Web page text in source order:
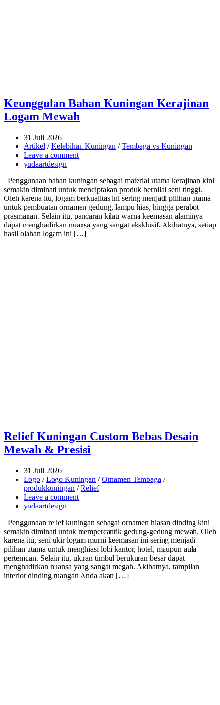
Keunggulan Bahan Kuningan Kerajinan
Logam Mewah
31 Juli 2026
Artikel /Kelebihan Kuningan /Tembaga vs Kuningan
Leave a comment
yudaartdesign
Penggunaan bahan kuningan sebagai material utama kerajinan kini
semakin diminati untuk menciptakan produk bernilai seni tinggi.
Oleh karena itu, logam berkualitas ini sering menjadi pilihan utama
untuk pembuatan ornamen gedung, lampu hias, hingga perabot
prasmanan. Selain itu, pancaran kilau warna keemasan alaminya
dapat menghadirkan nuansa yang sangat eksklusif. Akibatnya, setiap
hasil olahan logam ini […]
Relief Kuningan Custom Bebas Desain
Mewah & Presisi
31 Juli 2026
Logo /Logo Kuningan /Ornamen Tembaga /
produkkuningan /Relief
Leave a comment
yudaartdesign
Penggunaan relief kuningan sebagai ornamen hiasan dinding kini
semakin diminati untuk mempercantik gedung-gedung mewah. Oleh
karena itu, seni ukir logam murni keemasan ini sering menjadi
pilihan utama untuk menghiasi lobi kantor, hotel, maupun aula
pertemuan. Selain itu, ukiran timbul berukuran besar dapat
menghadirkan nuansa yang sangat megah. Akibatnya, tampilan
interior dinding ruangan Anda akan […]